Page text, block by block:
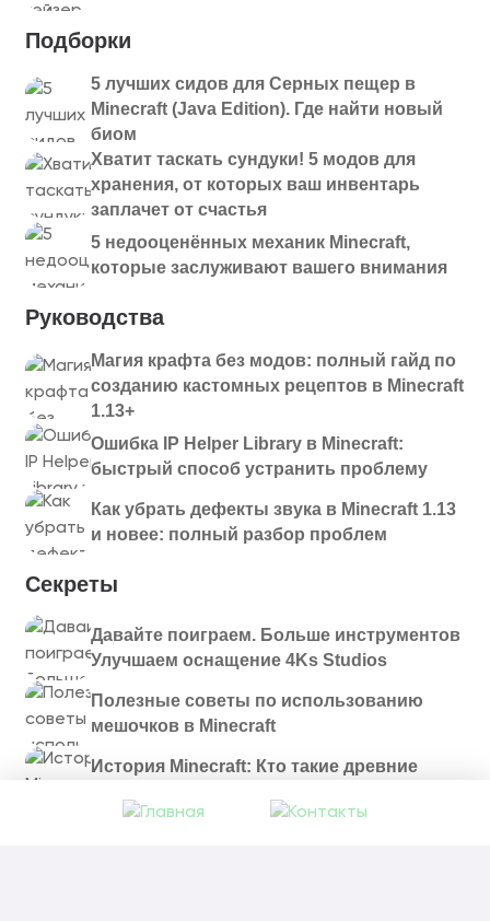
Подборки
5 лучших сидов для Серных пещер в
Minecraft (Java Edition). Где найти новый
биом
Хватит таскать сундуки! 5 модов для
хранения, от которых ваш инвентарь
заплачет от счастья
5 недооценённых механик Minecraft,
которые заслуживают вашего внимания
Руководства
Магия крафта без модов: полный гайд по
созданию кастомных рецептов в Minecraft
1.13+
Ошибка IP Helper Library в Minecraft:
быстрый способ устранить проблему
Как убрать дефекты звука в Minecraft 1.13
и новее: полный разбор проблем
Секреты
Давайте поиграем. Больше инструментов
Улучшаем оснащение 4Ks Studios
Полезные советы по использованию
мешочков в Minecraft
История Minecraft: Кто такие древние